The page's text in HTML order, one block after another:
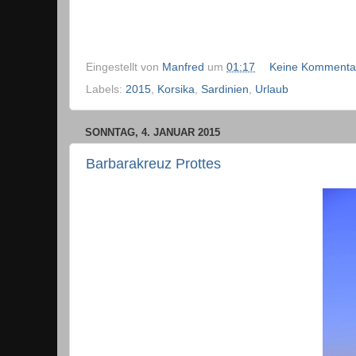
Eingestellt von Manfred um 01:17
Keine
Labels: 2015 Korsika Sardinien Urlaub
SONNTAG, 4. JANUAR 2015
Barbarakreuz Prottes